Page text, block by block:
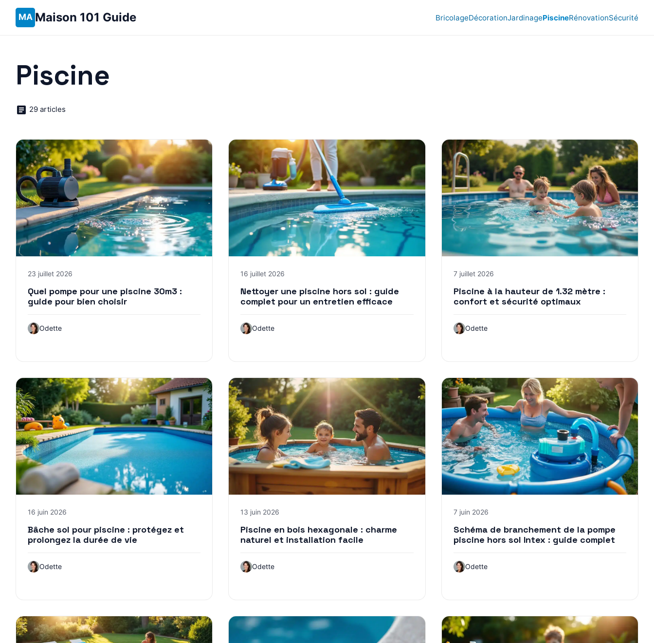
Maison 101 Guide BricolageDécorationJardinagePiscineRénovationSécurité
Piscine
29 articles
23 juillet 2026
Quel pompe pour une piscine 30m3 :
guide pour bien choisir
Odette
16 juillet 2026
Nettoyer une piscine hors sol : guide
complet pour un entretien efficace
Odette
7 juillet 2026
Piscine à la hauteur de 1.32 mètre :
confort et sécurité optimaux
Odette
16 juin 2026
Bâche sol pour piscine : protégez et
prolongez la durée de vie
Odette
13 juin 2026
Piscine en bois hexagonale : charme
naturel et installation facile
Odette
7 juin 2026
Schéma de branchement de la pompe
piscine hors sol Intex : guide complet
Odette